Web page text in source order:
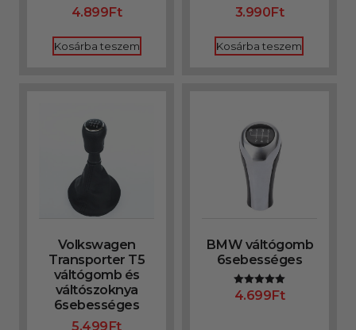
4.899Ft
Kosárba teszem
3.990Ft
Kosárba teszem
Volkswagen
Transporter T5
váltógomb és
váltószoknya
6sebességes
5.499Ft
BMW váltógomb
6sebességes
Értékelés:
5.00
4.699Ft